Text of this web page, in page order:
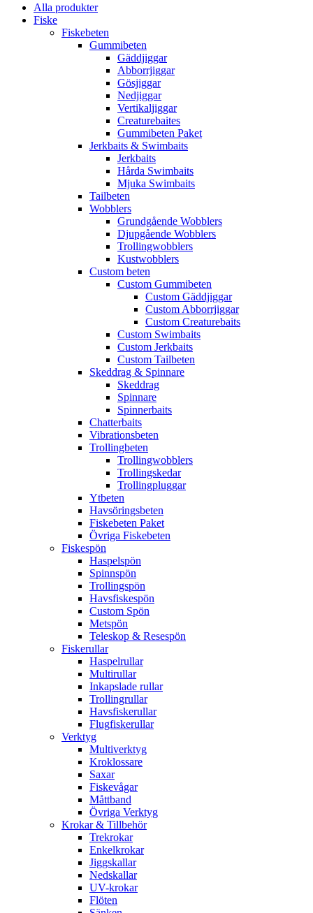
Alla produkter
Fiske
Fiskebeten
Gummibeten
Gäddjiggar
Abborrjiggar
Gösjiggar
Nedjiggar
Vertikaljiggar
Creaturebaites
Gummibeten Paket
Jerkbaits & Swimbaits
Jerkbaits
Hårda Swimbaits
Mjuka Swimbaits
Tailbeten
Wobblers
Grundgående Wobblers
Djupgående Wobblers
Trollingwobblers
Kustwobblers
Custom beten
Custom Gummibeten
Custom Gäddjiggar
Custom Abborrjiggar
Custom Creaturebaits
Custom Swimbaits
Custom Jerkbaits
Custom Tailbeten
Skeddrag & Spinnare
Skeddrag
Spinnare
Spinnerbaits
Chatterbaits
Vibrationsbeten
Trollingbeten
Trollingwobblers
Trollingskedar
Trollingpluggar
Ytbeten
Havsöringsbeten
Fiskebeten Paket
Övriga Fiskebeten
Fiskespön
Haspelspön
Spinnspön
Trollingspön
Havsfiskespön
Custom Spön
Metspön
Teleskop & Resespön
Fiskerullar
Haspelrullar
Multirullar
Inkapslade rullar
Trollingrullar
Havsfiskerullar
Flugfiskerullar
Verktyg
Multiverktyg
Kroklossare
Saxar
Fiskevågar
Måttband
Övriga Verktyg
Krokar & Tillbehör
Trekrokar
Enkelkrokar
Jiggskallar
Nedskallar
UV-krokar
Flöten